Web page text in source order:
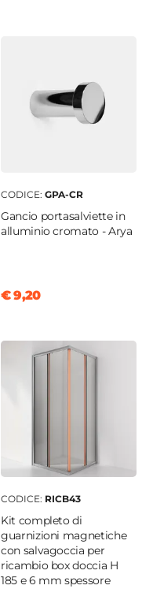
CODICE: GPA-CR
Gancio portasalviette in
alluminio cromato - Arya
€ 9,20
CODICE: RICB43
Kit completo di
guarnizioni magnetiche
con salvagoccia per
ricambio box doccia H
185 e 6 mm spessore